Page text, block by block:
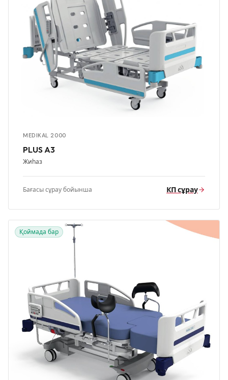
MEDIKAL 2000
PLUS A3
Жиһаз
Бағасы сұрау бойынша КП сұрау
Қоймада бар